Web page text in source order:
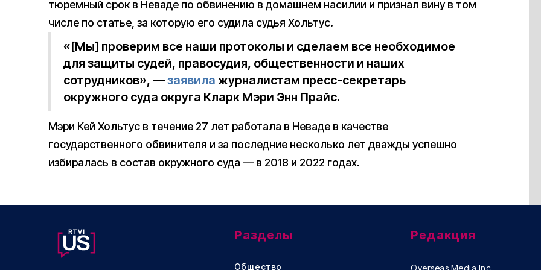
тюремный срок в Неваде по обвинению в домашнем насилии и признал вину в том
числе по статье, за которую его судила судья Хольтус.
«[Мы] проверим все наши протоколы и сделаем все необходимое
для защиты судей, правосудия, общественности и наших
сотрудников», —заявила журналистам пресс-секретарь
окружного суда округа Кларк Мэри Энн Прайс.
Мэри Кей Хольтус в течение 27 лет работала в Неваде в качестве
государственного обвинителя и за последние несколько лет дважды успешно
избиралась в состав окружного суда — в 2018 и 2022 годах.
Разделы
Общество
Редакция